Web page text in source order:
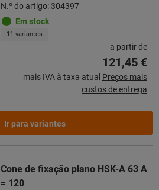
N.º do artigo: 304397
Em stock
11 variantes
a partir de
121,45 €
mais IVA à taxa atual Preços mais
custos de entrega
Ir para variantes
Cone de fixação plano HSK-A 63 A
= 120